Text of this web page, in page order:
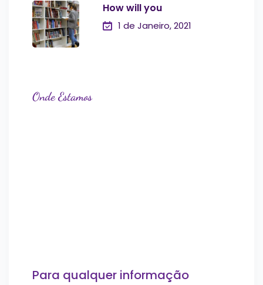
How will you
1 de Janeiro, 2021
Onde Estamos
Para qualquer informação